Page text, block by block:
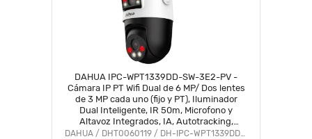
DAHUA IPC-WPT1339DD-SW-3E2-PV -
Cámara IP PT Wifi Dual de 6 MP/ Dos lentes
de 3 MP cada uno (fijo y PT), Iluminador
Dual Inteligente, IR 50m, Microfono y
Altavoz Integrados, IA, Autotracking,
Disuasión activa, Ranura MicroSD,
DAHUA / DHT0060119 / DH-IPC-WPT1339DD-SW-3E2-PV